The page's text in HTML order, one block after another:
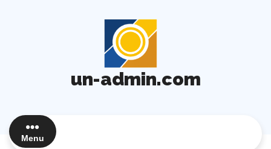
un-admin.com
Menu